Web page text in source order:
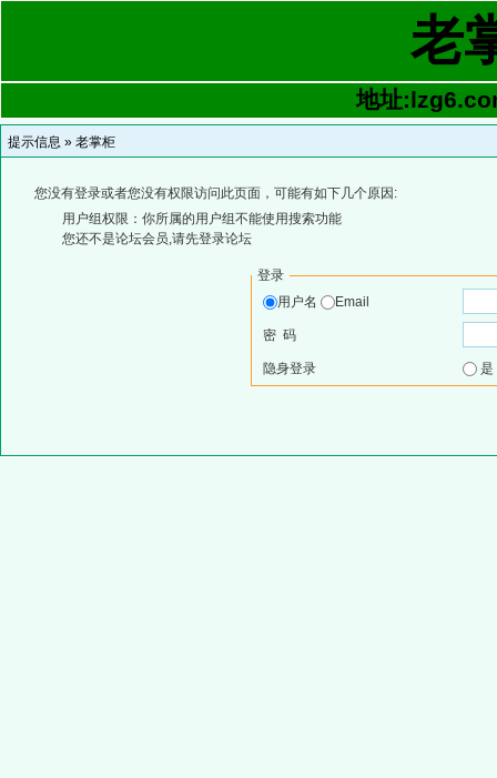
老
地址
提示信息 » 老掌柜
您没有登录或者您没有权限访问此页面，可能有如下几个原因:
用户组权限：你所属的用户组不能使用搜索功能
您还不是论坛会员,请先登录论坛
登录
用户名
Email
密 码
隐身登录